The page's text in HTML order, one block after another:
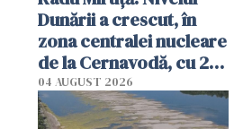
Dunării a crescut, în
zona centralei nucleare
de la Cernavodă, cu 2
cm faţă de ziua trecută
04 AUGUST 2026